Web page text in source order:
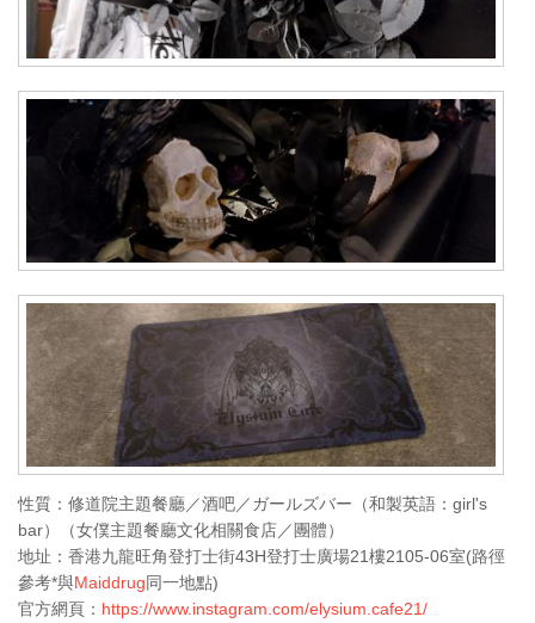
性質：修道院主題餐廳／酒吧／ガールズバー（和製英語：girl's
bar）（女僕主題餐廳文化相關食店／團體）
地址：香港九龍旺角登打士街43H登打士廣場21樓2105-06室(路徑
參考*與Maiddrug同一地點)
官方網頁： https://www.instagram.com/elysium.cafe21/